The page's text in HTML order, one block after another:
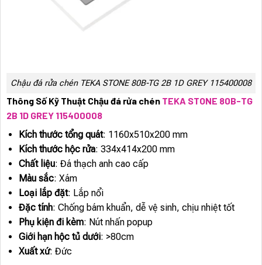
Chậu đá rửa chén TEKA STONE 80B-TG 2B 1D GREY 115400008
Thông Số Kỹ Thuật Chậu đá rửa chén TEKA STONE 80B-TG
2B 1D GREY 115400008
Kích thước tổng quát: 1160x510x200 mm
Kích thước hộc rửa: 334x414x200 mm
Chất liệu: Đá thạch anh cao cấp
Màu sắc: Xám
Loại lắp đặt: Lắp nổi
Đặc tính: Chống bám khuẩn, dễ vệ sinh, chịu nhiệt tốt
Phụ kiện đi kèm: Nút nhấn popup
Giới hạn hộc tủ dưới: >80cm
Xuất xứ: Đức